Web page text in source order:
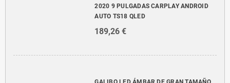
2020 9 PULGADAS CARPLAY ANDROID
AUTO TS18 QLED
189,26 €